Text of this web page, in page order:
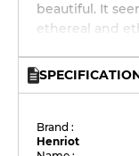
beautiful. It
ethereal and
Brand :
Henriot